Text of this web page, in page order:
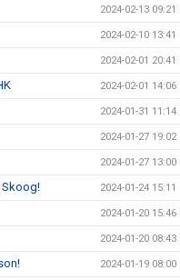
2024-02-13 09:21
2024-02-10 13:41
2024-02-01 20:41
2024-02-01 14:06
2024-01-31 11:14
2024-01-27 19:02
2024-01-27 13:00
2024-01-24 15:11
2024-01-20 15:46
2024-01-20 08:43
2024-01-19 08:00